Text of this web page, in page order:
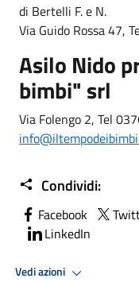
di Bertelli F. e N.
Via Guido Rossa 47,
Asilo Nido
bimbi" srl
Via Folengo 2, Tel
Condividi:
Facebook
LinkedIn
Vedi azioni